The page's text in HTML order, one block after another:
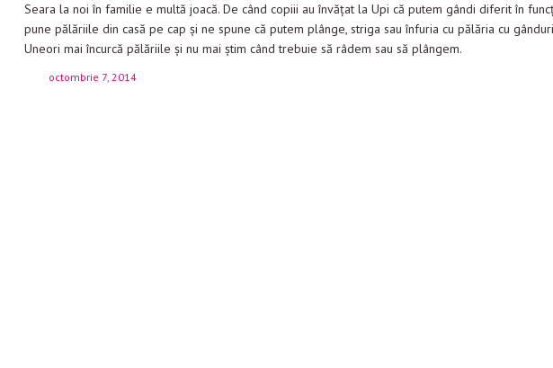
Seara la noi în familie e multă joacă. De când copiii au învăţat la Upi că putem gândi diferit în
pune pălăriile din casă pe cap şi ne spune că putem plânge, striga sau înfuria cu pălăria cu
Uneori mai încurcă pălăriile şi nu mai ştim când trebuie să râdem sau să plângem.
octombrie 7, 2014